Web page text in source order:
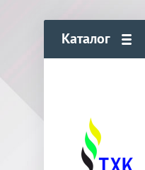
Каталог